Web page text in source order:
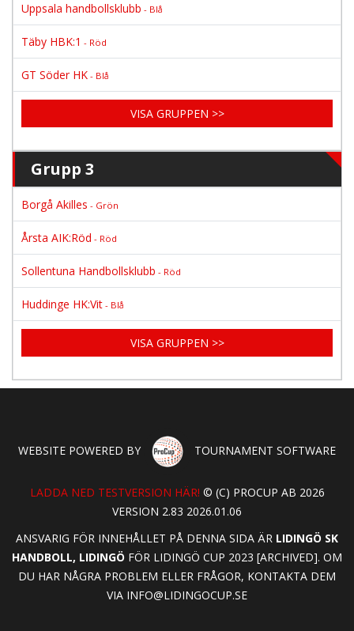
Uppsala handbollsklubb - Blå
Täby HBK:1 - Röd
GT Söder HK - Blå
VISA GRUPPEN >>
Grupp 3
Borgå Akilles - Grön
Årsta AIK:Röd - Röd
Sollentuna Handbollsklubb - Röd
Huddinge HK:Vit - Blå
VISA GRUPPEN >>
WEBSITE POWERED BY TOURNAMENT SOFTWARE
LADDA NED TESTVERSION HÄR! © (C) PROCUP AB 2026
VERSION 2.83 2026.01.06
ANSVARIG FÖR INNEHÅLLET PÅ DENNA SIDA ÄR LIDINGÖ SK
HANDBOLL, LIDINGÖ FÖR LIDINGÖ CUP 2023 [ARCHIVED]. OM
DU HAR NÅGRA PROBLEM ELLER FRÅGOR, KONTAKTA DEM
VIA INFO@LIDINGOCUP.SE